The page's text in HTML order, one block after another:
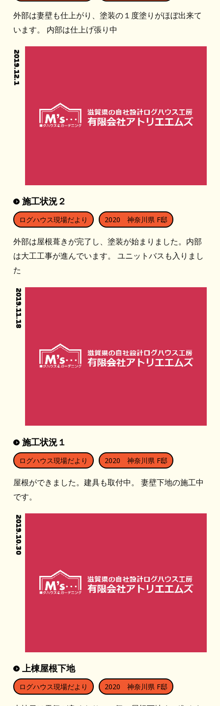
外部は妻壁も仕上がり、塗装の１度塗りがほぼ出来て
います。 内部は仕上げ張り中
2019.12.1
施工状況２
ログハウス現場だより 2020 神奈川県 F邸
外部は屋根葺きが完了し、塗装が始まりました。内部
は大工工事が進んでいます。 ユニットバスも入りまし
た
2019.11.18
施工状況１
ログハウス現場だより 2020 神奈川県 F邸
屋根ができました。建具も取付中。 妻壁下地の施工中
です。
2019.10.30
上棟屋根下地
ログハウス現場だより 2020 神奈川県 F邸